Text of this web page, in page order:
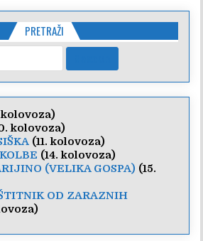
PRETRAŽI
kolovoza)
kolovoza)
(11. kolovoza)
(14. kolovoza)
(VELIKA GOSPA) (15.
OD ZARAZNIH